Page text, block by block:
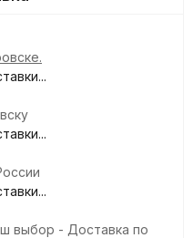
выбор - Доставка по